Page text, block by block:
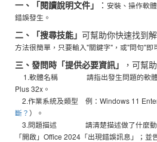
一、「閱讀說明文件」
： 安裝、操作軟
錯誤發生。
二、「搜尋技能」 可幫助你快速找到
方法很簡單，只要輸入"關鍵字"，或"問句"即
三、發問時「提供必要資訊」 ，可幫
1.軟體名稱 請指出發生問題的軟體
Plus 32x。
2.作業系統及類型 例：Windows 11
斷？）。
3.問題描述 請清楚描述做了什麼動作
「開啟」Office 2024「出現錯誤訊息」；並